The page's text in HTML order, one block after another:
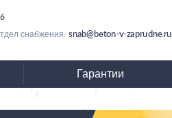
снабжения: snab@beton-v-zaprudne.ru
Гарантии